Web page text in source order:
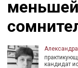
Lifestyle
Мурзилка
кандидат